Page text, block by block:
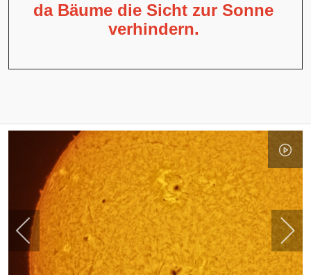
da Bäume die Sicht zur Sonne
verhindern.